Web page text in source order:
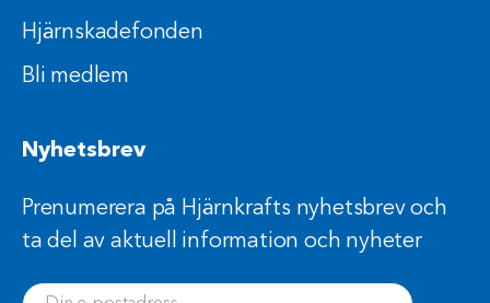
Hjärnskadefonden
Bli medlem
Nyhetsbrev
Prenumerera på Hjärnkrafts nyhetsbrev och
ta del av aktuell information och nyheter